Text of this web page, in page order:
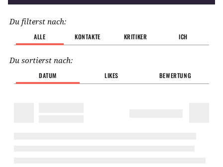
Du filterst nach:
ALLE KONTAKTE KRITIKER ICH
Du sortierst nach:
DATUM LIKES BEWERTUNG